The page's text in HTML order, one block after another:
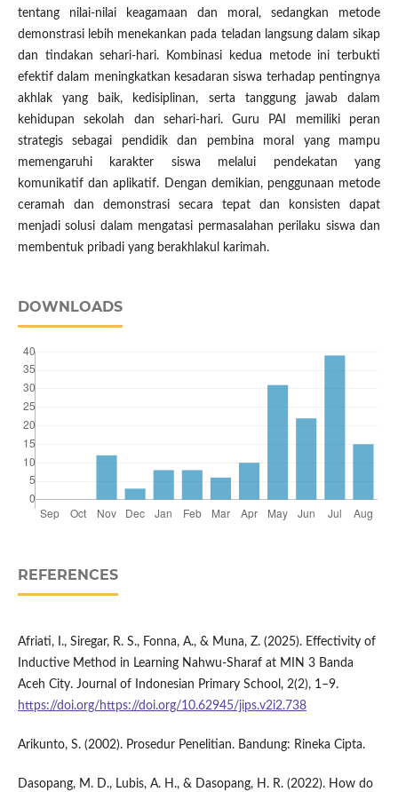
tentang nilai-nilai keagamaan dan moral, sedangkan metode
demonstrasi lebih menekankan pada teladan langsung dalam sikap
dan tindakan sehari-hari. Kombinasi kedua metode ini terbukti
efektif dalam meningkatkan kesadaran siswa terhadap pentingnya
akhlak yang baik, kedisiplinan, serta tanggung jawab dalam
kehidupan sekolah dan sehari-hari. Guru PAI memiliki peran
strategis sebagai pendidik dan pembina moral yang mampu
memengaruhi karakter siswa melalui pendekatan yang
komunikatif dan aplikatif. Dengan demikian, penggunaan metode
ceramah dan demonstrasi secara tepat dan konsisten dapat
menjadi solusi dalam mengatasi permasalahan perilaku siswa dan
membentuk pribadi yang berakhlakul karimah.
DOWNLOADS
REFERENCES
Afriati, I., Siregar, R. S., Fonna, A., & Muna, Z. (2025). Effectivity of
Inductive Method in Learning Nahwu-Sharaf at MIN 3 Banda
Aceh City. Journal of Indonesian Primary School, 2(2), 1–9.
https://doi.org/https://doi.org/10.62945/jips.v2i2.738
Arikunto, S. (2002). Prosedur Penelitian. Bandung: Rineka Cipta.
Dasopang, M. D., Lubis, A. H., & Dasopang, H. R. (2022). How do